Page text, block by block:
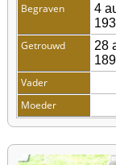
Begraven
4
Getrouwd
28
Vader
Moeder